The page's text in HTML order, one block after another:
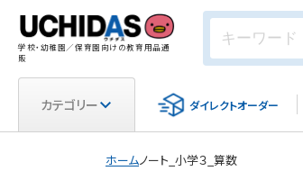
学校・幼稚園／保育園向けの教育用品通
販
カテゴリー ダイレクトオーダー
ホームノート_小学３_算数